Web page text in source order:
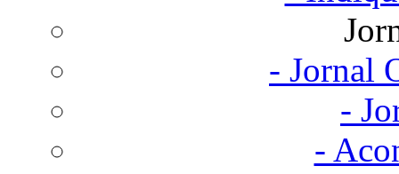
- Jornal
-
-